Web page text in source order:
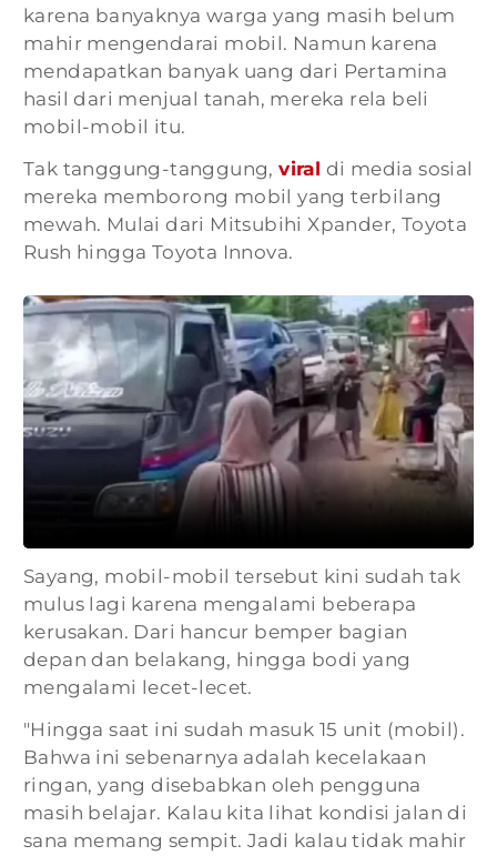
karena banyaknya warga yang masih belum
mahir mengendarai mobil. Namun karena
mendapatkan banyak uang dari Pertamina
hasil dari menjual tanah, mereka rela beli
mobil-mobil itu.
Tak tanggung-tanggung,viral di media sosial
mereka memborong mobil yang terbilang
mewah. Mulai dari Mitsubihi Xpander, Toyota
Rush hingga Toyota Innova.
Sayang, mobil-mobil tersebut kini sudah tak
mulus lagi karena mengalami beberapa
kerusakan. Dari hancur bemper bagian
depan dan belakang, hingga bodi yang
mengalami lecet-lecet.
"Hingga saat ini sudah masuk 15 unit (mobil).
Bahwa ini sebenarnya adalah kecelakaan
ringan, yang disebabkan oleh pengguna
masih belajar. Kalau kita lihat kondisi jalan di
sana memang sempit. Jadi kalau tidak mahir